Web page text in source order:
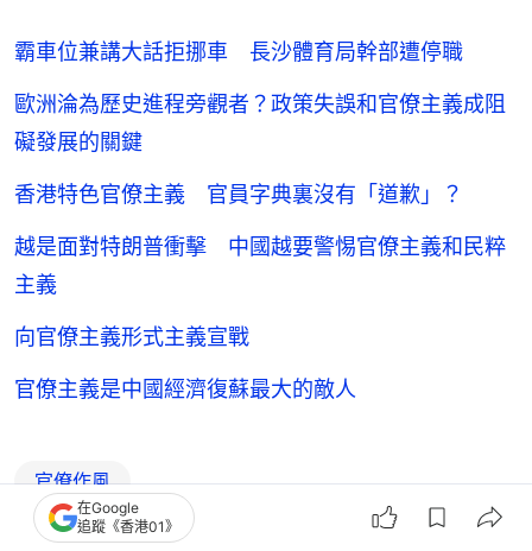
霸車位兼講大話拒挪車 長沙體育局幹部遭停職
歐洲淪為歷史進程旁觀者？政策失誤和官僚主義成阻
礙發展的關鍵
香港特色官僚主義 官員字典裏沒有「道歉」？
越是面對特朗普衝擊 中國越要警惕官僚主義和民粹
主義
向官僚主義形式主義宣戰
官僚主義是中國經濟復蘇最大的敵人
官僚作風
在Google
追蹤《香港01》